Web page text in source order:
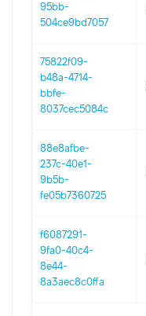
95bb-
504ce9bd7057
75822f09-
b48a-4714-
bbfe-
8037cec5084c
88e8afbe-
237c-40e1-
9b5b-
fe05b7360725
f6087291-
9fa0-40c4-
8e44-
8a3aec8c0ffa